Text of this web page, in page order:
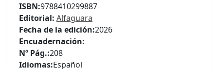
ISBN:9788410299887
Editorial: Alfaguara
Fecha de la edición:2026
Encuadernación:
Nº Pág.:208
Idiomas:Español